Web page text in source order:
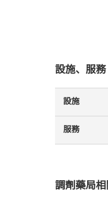
設施、服務
設施
服務
調劑藥局